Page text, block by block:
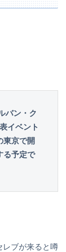
バン・ク
イベント
東京で開
る予定で
レブが来ると噂